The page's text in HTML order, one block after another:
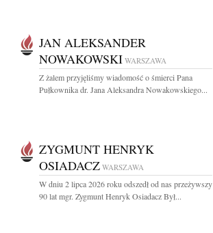
JAN ALEKSANDER
NOWAKOWSKI WARSZAWA
Z żalem przyjęliśmy wiadomość o śmierci Pana
Pułkownika dr. Jana Aleksandra Nowakowskiego...
ZYGMUNT HENRYK
OSIADACZ WARSZAWA
W dniu 2 lipca 2026 roku odszedł od nas przeżywszy
90 lat mgr. Zygmunt Henryk Osiadacz Był...